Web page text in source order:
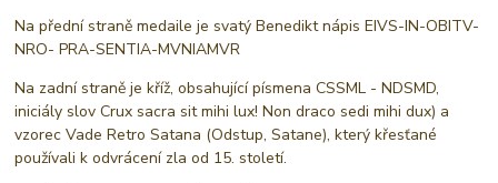
Na přední straně medaile je svatý Benedikt nápis EIVS-IN-OBITV-
NRO- PRA-SENTIA-MVNIAMVR
Na zadní straně je kříž, obsahující písmena CSSML - NDSMD,
iniciály slov Crux sacra sit mihi lux! Non draco sedi mihi dux) a
vzorec Vade Retro Satana (Odstup, Satane), který křesťané
používali k odvrácení zla od 15. století.